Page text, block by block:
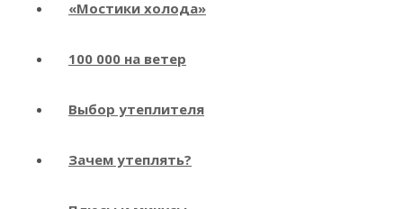
«Мостики холода»
100 000 на ветер
Выбор утеплителя
Зачем утеплять?